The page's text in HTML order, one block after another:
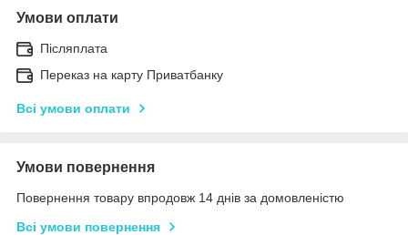
Умови оплати
Післяплата
Переказ на карту Приватбанку
Всі умови оплати
Умови повернення
Повернення товару впродовж 14 днів за домовленістю
Всі умови повернення